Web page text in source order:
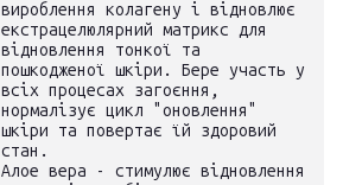
вироблення колагену і відновлює
екстрацелюлярний матрикс для
відновлення тонкої та
пошкодженої шкіри. Бере участь у
всіх процесах загоєння,
нормалізує цикл "оновлення"
шкіри та повертає їй здоровий
стан.
Алое вера - стимулює відновлення